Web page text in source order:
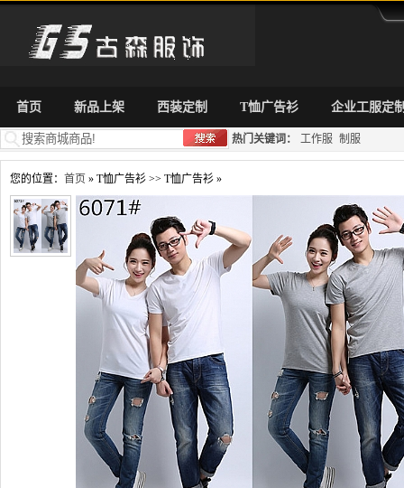
首页 新品上架 西装定制 T恤广告衫 企业工服定
热门关键词： 工作服 制服
您的位置： 首页 » T恤广告衫 >> T恤广告衫 »